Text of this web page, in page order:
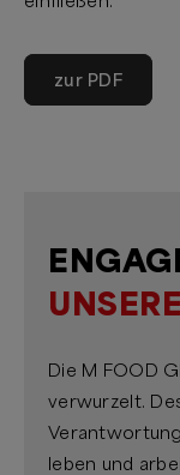
zur PDF
Die M FOOD
verwurzelt.
leben und